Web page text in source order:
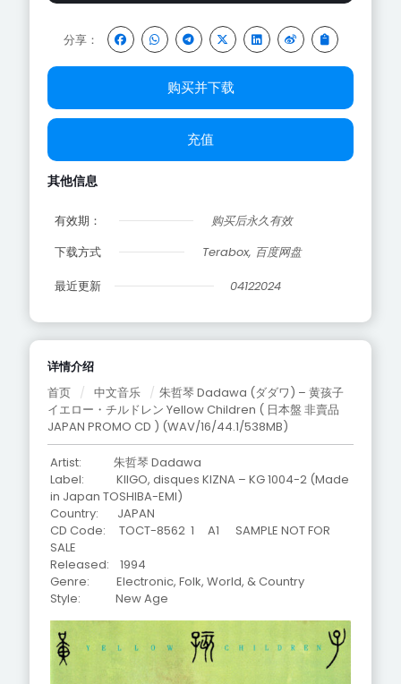
详情介绍
首页 / 中文音乐 / 朱哲琴 Dadawa (ダダワ) – 黄孩子
イエロー・チルドレン Yellow Children ( 日本盤 非賣品
JAPAN PROMO CD ) (WAV/16/44.1/538MB)
Artist: 朱哲琴 Dadawa
Label: KIIGO, disques KIZNA – KG 1004-2 (Made
in Japan TOSHIBA-EMI)
Country: JAPAN
CD Code: TOCT-8562 1 A1 SAMPLE NOT FOR
SALE
Released: 1994
Genre: Electronic, Folk, World, & Country
Style: New Age
分享：
购买并下载
充值
其他信息
有效期：
购买后永久有效
下载方式
Terabox, 百度网盘
最近更新
04122024